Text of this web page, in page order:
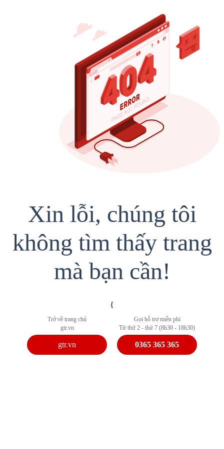
Xin lỗi, chúng tôi
không tìm thấy trang
mà bạn cần!
{
Trở về trang chủ
gtr.vn
gtr.vn
Gọi hỗ trợ miễn phí
Từ thứ 2 - thứ 7 (8h30 - 18h30)
0365 365 365